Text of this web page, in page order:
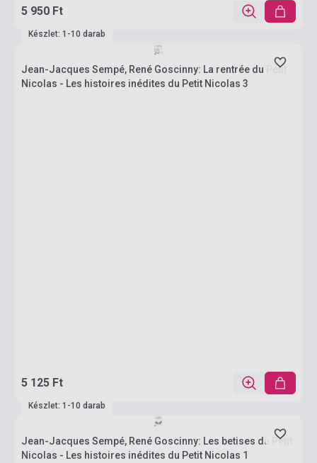
5 950 Ft
Készlet: 1-10 darab
Jean-Jacques Sempé, René Goscinny: La rentrée du Petit
Nicolas - Les histoires inédites du Petit Nicolas 3
5 125 Ft
Készlet: 1-10 darab
Jean-Jacques Sempé, René Goscinny: Les betises du Petit
Nicolas - Les histoires inédites du Petit Nicolas 1